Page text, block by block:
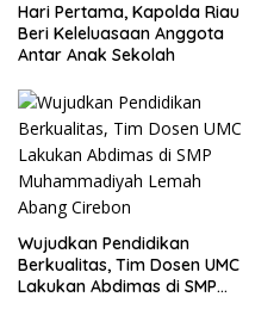
Hari Pertama, Kapolda Riau
Beri Keleluasaan Anggota
Antar Anak Sekolah
Wujudkan Pendidikan
Berkualitas, Tim Dosen UMC
Lakukan Abdimas di SMP